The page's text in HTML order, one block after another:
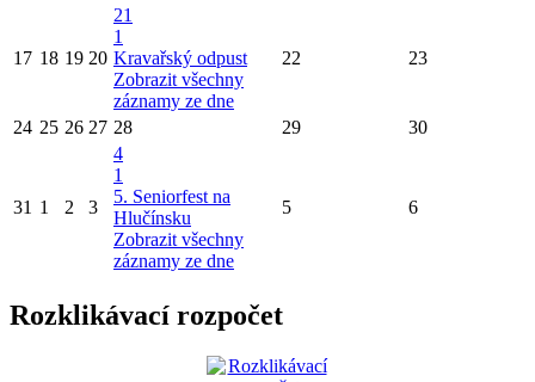
17 18 19 20
21
1
Kravařský odpust
Zobrazit všechny
záznamy ze dne
22 23
24 25 26 27 28 29 30
31 1 2 3
4
1
5. Seniorfest na
Hlučínsku
Zobrazit všechny
záznamy ze dne
5 6
Rozklikávací rozpočet